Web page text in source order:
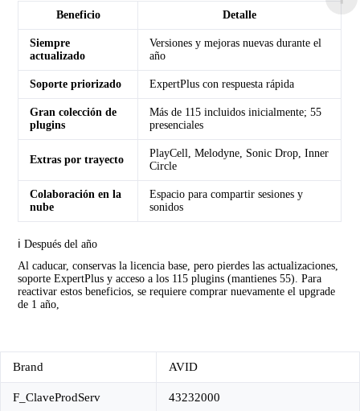
Beneficio Detalle
Siempre
actualizado
Versiones y mejoras nuevas durante el
año
Soporte priorizado ExpertPlus con respuesta rápida
Gran colección de
plugins
Más de 115 incluidos inicialmente; 55
presenciales
Extras por trayecto
PlayCell, Melodyne, Sonic Drop, Inner
Circle
Colaboración en la
nube
Espacio para compartir sesiones y
sonidos
ℹ️ Después del año
Al caducar, conservas la licencia base, pero pierdes las actualizaciones,
soporte ExpertPlus y acceso a los 115 plugins (mantienes 55). Para
reactivar estos beneficios, se requiere comprar nuevamente el upgrade
de 1 año,
Brand AVID
F_ClaveProdServ 43232000